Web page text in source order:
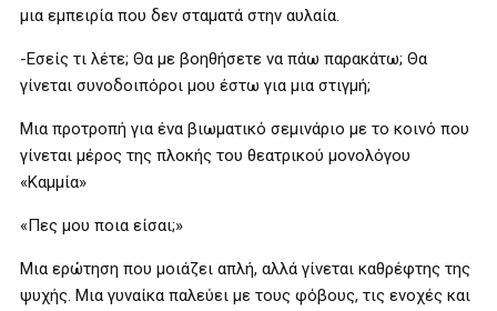
μια εμπειρία που δεν σταματά στην αυλαία.
-Εσείς τι λέτε; Θα με βοηθήσετε να πάω παρακάτω; Θα
γίνεται συνοδοιπόροι μου έστω για μια στιγμή;
Μια προτροπή για ένα βιωματικό σεμινάριο με το κοινό που
γίνεται μέρος της πλοκής του θεατρικού μονολόγου
«Καμμία»
«Πες μου ποια είσαι;»
Μια ερώτηση που μοιάζει απλή, αλλά γίνεται καθρέφτης της
ψυχής. Μια γυναίκα παλεύει με τους φόβους, τις ενοχές και